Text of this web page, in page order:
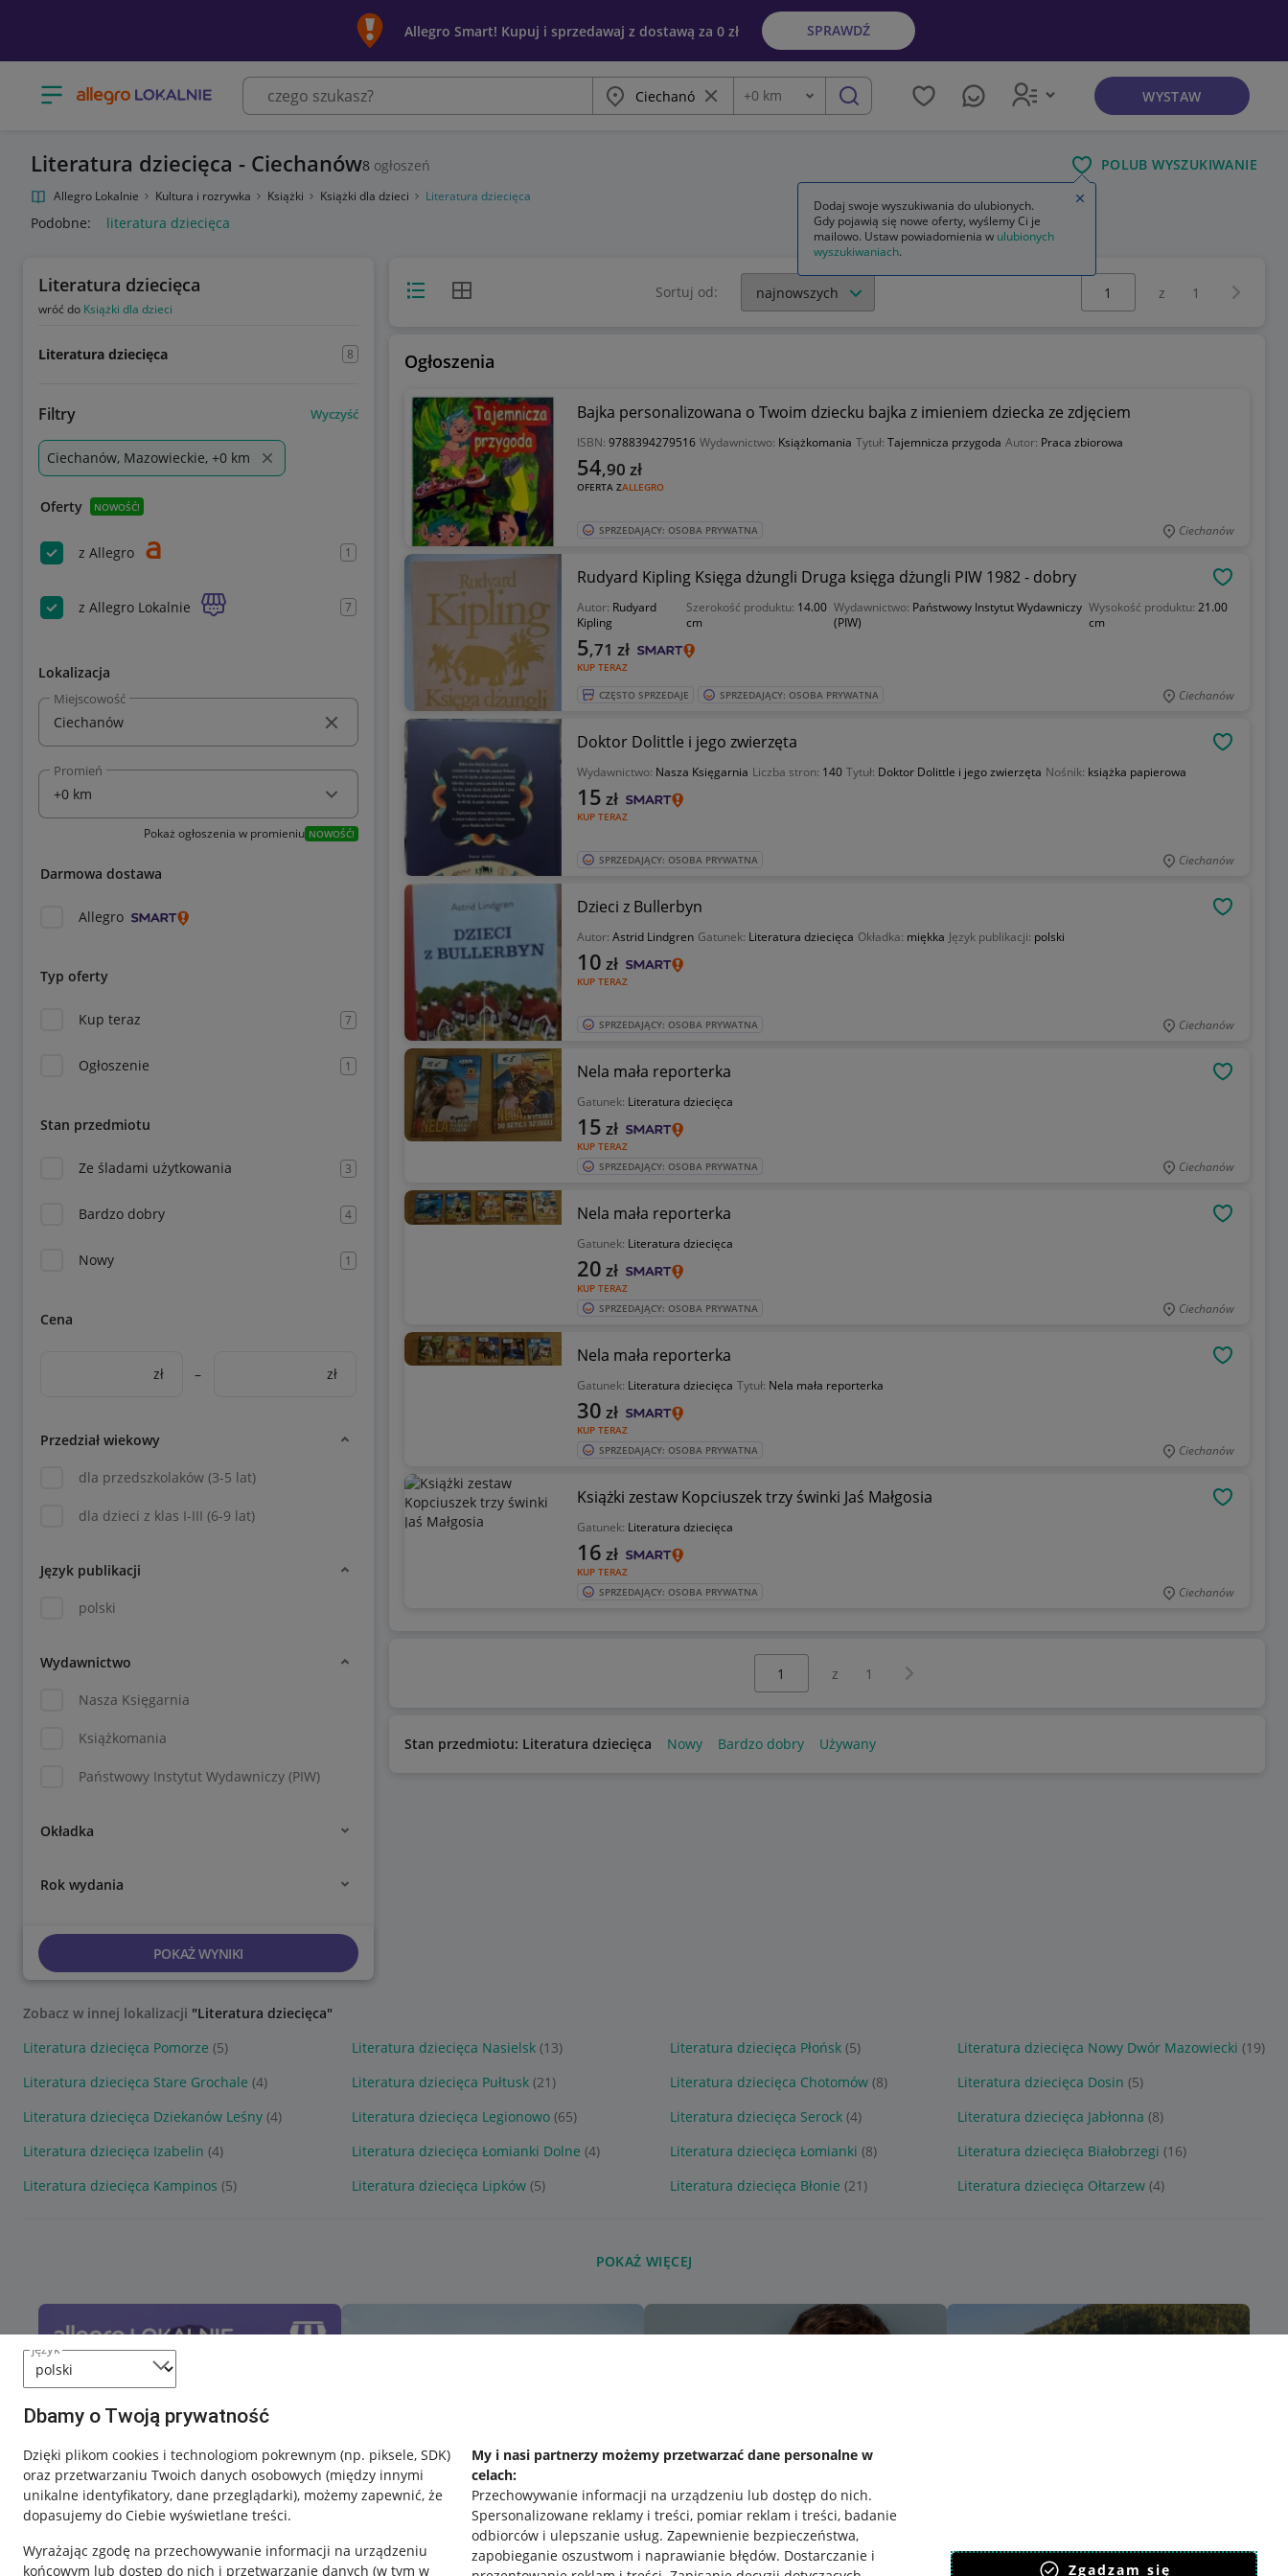
język
Dbamy o Twoją prywatność
Dzięki plikom cookies i technologiom pokrewnym (np. piksele, SDK)
oraz przetwarzaniu Twoich danych osobowych (między innymi
unikalne identyfikatory, dane przeglądarki), możemy zapewnić, że
dopasujemy do Ciebie wyświetlane treści.
Wyrażając zgodę na przechowywanie informacji na urządzeniu
końcowym lub dostęp do nich i przetwarzanie danych (w tym w
My i nasi partnerzy możemy przetwarzać dane personalne w
celach:
Przechowywanie informacji na urządzeniu lub dostęp do nich.
Spersonalizowane reklamy i treści, pomiar reklam i treści, badanie
odbiorców i ulepszanie usług. Zapewnienie bezpieczeństwa,
zapobieganie oszustwom i naprawianie błędów. Dostarczanie i
Zgadzam się
Allegro Smart! Kupuj i sprzedawaj z dostawą za 0 zł SPRAWDŹ
Otwórz menu z kategoriami Miasto Wyczyść frazę
Odległość
+0 km szukaj WYSTAW
Literatura dziecięca - Ciechanów8 ogłoszeń POLUB WYSZUKIWANIE
Allegro Lokalnie Kultura i rozrywka Książki Książki dla dzieci Literatura dziecięca
Podobne: literatura dziecięca
Literatura dziecięca
wróć do Książki dla dzieci
Literatura dziecięca 8
Filtry Wyczyść
Ciechanów, Mazowieckie, +0 km
Oferty NOWOŚĆ!
z Allegro 1
z Allegro Lokalnie 7
Lokalizacja
Miejscowość
Promień
Pokaż ogłoszenia w promieniu NOWOŚĆ!
Darmowa dostawa
Allegro
Typ oferty
Kup teraz 7
Ogłoszenie 1
Stan przedmiotu
Ze śladami użytkowania 3
Bardzo dobry 4
Nowy 1
Cena
zł – zł
Przedział wiekowy
dla przedszkolaków (3-5 lat)
dla dzieci z klas I-III (6-9 lat)
Język publikacji
polski
Wydawnictwo
Nasza Księgarnia
Książkomania
Państwowy Instytut Wydawniczy (PIW)
Okładka
Rok wydania
POKAŻ WYNIKI
Widok listyWidok siatki Sortuj od:
Wybierz stronę:
z 1
Ogłoszenia
Bajka personalizowana o Twoim dziecku bajka z imieniem dziecka ze zdjęciem
ISBN: 9788394279516 Wydawnictwo: Książkomania Tytuł: Tajemnicza przygoda Autor: Praca zbiorowa
OFERTA ZALLEGRO
54,90 zł
SPRZEDAJĄCY: OSOBA PRYWATNA Ciechanów
Rudyard Kipling Księga dżungli Druga księga dżungli PIW 1982 - dobry
Autor: Rudyard
Kipling
Szerokość produktu: 14.00
cm
Wydawnictwo: Państwowy Instytut Wydawniczy
(PIW)
Wysokość produktu: 21.00
cm
KUP TERAZ
5,71 zł
CZĘSTO SPRZEDAJE SPRZEDAJĄCY: OSOBA PRYWATNA Ciechanów
Doktor Dolittle i jego zwierzęta
Wydawnictwo: Nasza Księgarnia Liczba stron: 140 Tytuł: Doktor Dolittle i jego zwierzęta Nośnik: książka papierowa
KUP TERAZ
15 zł
SPRZEDAJĄCY: OSOBA PRYWATNA Ciechanów
Dzieci z Bullerbyn
Autor: Astrid Lindgren Gatunek: Literatura dziecięca Okładka: miękka Język publikacji: polski
KUP TERAZ
10 zł
SPRZEDAJĄCY: OSOBA PRYWATNA Ciechanów
Nela mała reporterka
Gatunek: Literatura dziecięca
KUP TERAZ
15 zł
SPRZEDAJĄCY: OSOBA PRYWATNA Ciechanów
Nela mała reporterka
Gatunek: Literatura dziecięca
KUP TERAZ
20 zł
SPRZEDAJĄCY: OSOBA PRYWATNA Ciechanów
Nela mała reporterka
Gatunek: Literatura dziecięca Tytuł: Nela mała reporterka
KUP TERAZ
30 zł
SPRZEDAJĄCY: OSOBA PRYWATNA Ciechanów
Książki zestaw Kopciuszek trzy świnki Jaś Małgosia
Gatunek: Literatura dziecięca
KUP TERAZ
16 zł
SPRZEDAJĄCY: OSOBA PRYWATNA Ciechanów
z 1 Następna strona
Stan przedmiotu: Literatura dziecięca Nowy Bardzo dobry Używany
Zobacz w innej lokalizacji "Literatura dziecięca"
Literatura dziecięca Pomorze (5) Literatura dziecięca Nasielsk (13) Literatura dziecięca Płońsk (5) Literatura dziecięca Nowy Dwór Mazowiecki (19)
Literatura dziecięca Stare Grochale (4) Literatura dziecięca Pułtusk (21) Literatura dziecięca Chotomów (8) Literatura dziecięca Dosin (5)
Literatura dziecięca Dziekanów Leśny (4) Literatura dziecięca Legionowo (65) Literatura dziecięca Serock (4) Literatura dziecięca Jabłonna (8)
Literatura dziecięca Izabelin (4) Literatura dziecięca Łomianki Dolne (4) Literatura dziecięca Łomianki (8) Literatura dziecięca Białobrzegi (16)
Literatura dziecięca Kampinos (5) Literatura dziecięca Lipków (5) Literatura dziecięca Błonie (21) Literatura dziecięca Ołtarzew (4)
POKAŻ WIĘCEJ
Dodaj swoje wyszukiwania do ulubionych.
Gdy pojawią się nowe oferty, wyślemy Ci je
mailowo. Ustaw powiadomienia w ulubionych
wyszukiwaniach.
Zamknij wskazówkę